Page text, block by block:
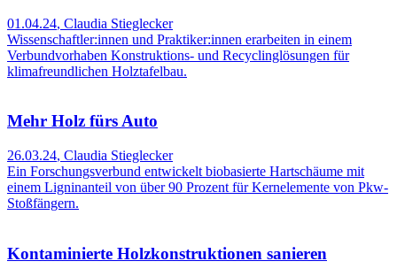
01.04.24, Claudia Stieglecker
Wissenschaftler:innen und Praktiker:innen erarbeiten in einem
Verbundvorhaben Konstruktions- und Recyclinglösungen für
klimafreundlichen Holztafelbau.
Mehr Holz fürs Auto
26.03.24, Claudia Stieglecker
Ein Forschungsverbund entwickelt biobasierte Hartschäume mit
einem Ligninanteil von über 90 Prozent für Kernelemente von Pkw-
Stoßfängern.
Kontaminierte Holzkonstruktionen sanieren